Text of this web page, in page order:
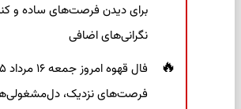
برای دیدن فرصت‌های ساده و
نگرانی‌های اضافی
فرصت‌های نزدیک،